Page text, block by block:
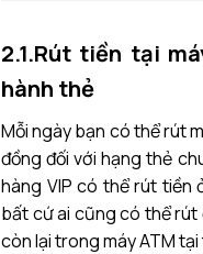
2.1.Rút tiền tại
hành thẻ
Mỗi ngày bạn có thể rút
đồng đối với hạng thẻ
hàng VIP có thể rút tiền
bất cứ ai cũng có thể rút
còn lại trong máy ATM